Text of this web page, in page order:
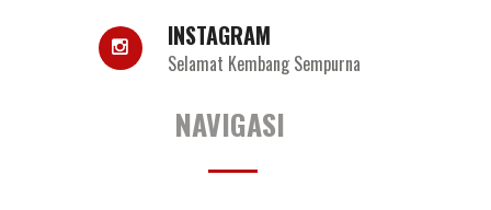
INSTAGRAM
Selamat Kembang Sempurna
NAVIGASI